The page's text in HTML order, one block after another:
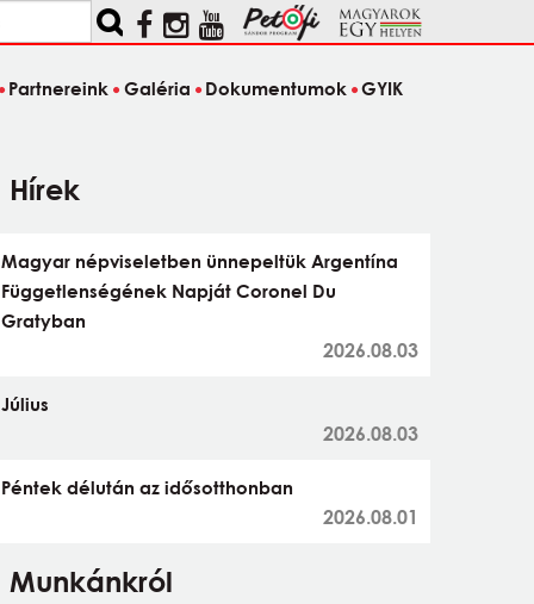
Partnereink Galéria Dokumentumok GYIK
Hírek
Magyar népviseletben ünnepeltük Argentína
Függetlenségének Napját Coronel Du
Gratyban
2026.08.03
Július
2026.08.03
Péntek délután az idősotthonban
2026.08.01
Munkánkról